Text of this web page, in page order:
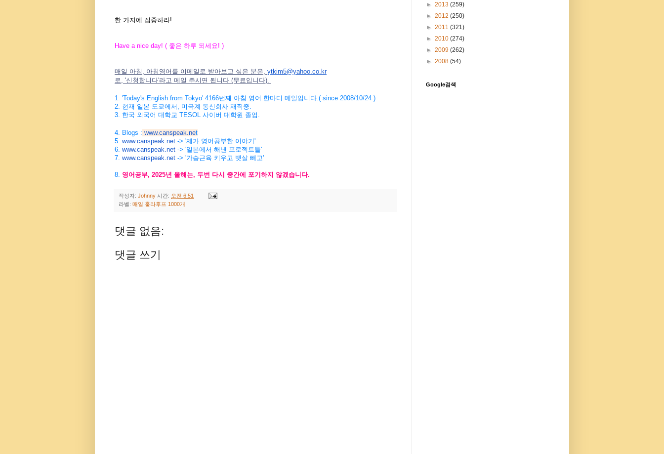
한 가지에 집중하라!
Have a nice day! ( 좋은 하루 되세요 ! )
매일 아침, 아침영어를 이메일로 받아보고 싶은 분은, ytkim5@yahoo.co.kr
로, '신청합니다'라고 메일 주시면 됩니다 (무료입니다).
1. 'Today's English from Tokyo' 4166번째 아침 영어 한마디 메일입니다 .( since 2008/10/24 )
2. 현재 일본 도쿄에서 미국계 통신회사 재직중
3. 한국 외국어 대학교 TESOL 사이버 대학원 졸업
4. Blogs : www.canspeak.net
5. www.canspeak.net -> '제가 영어공부한 이야기'
6. www.canspeak.net -> '일본에서 해낸 프로젝트들'
7. www.canspeak.net -> '가슴근육 키우고 뱃살 빼고'
8. 영어공부, 2025년 올해는, 두번 다시 중간에 포기하지 않겠습니 다.
작성자: Johnny 시간: 오전 6:51
라벨: 매일 훌라후프 1000개
댓글 없음:
댓글 쓰기
► 2013 (259)
► 2012 (250)
► 2011 (321)
► 2010 (274)
► 2009 (262)
► 2008 (54)
Google검색